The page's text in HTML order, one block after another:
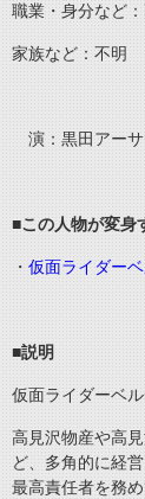
職業・身分など
家族など：不明
演：黒田アーサ
■この人物が変身
・ 仮面ライダー
■説明
仮面ライダーベ
高見沢物産や高
ど、多角的に経
最高責任者を務